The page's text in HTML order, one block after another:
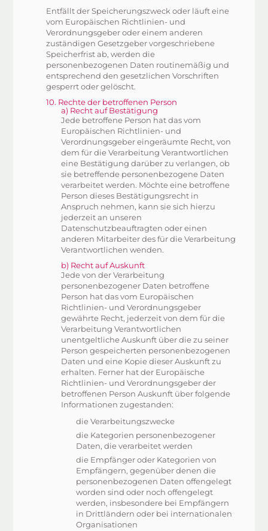
Entfällt der Speicherungszweck oder läuft eine
vom Europäischen Richtlinien- und
Verordnungsgeber oder einem anderen
zuständigen Gesetzgeber vorgeschriebene
Speicherfrist ab, werden die
personenbezogenen Daten routinemäßig und
entsprechend den gesetzlichen Vorschriften
gesperrt oder gelöscht.
10. Rechte der betroffenen Person
a) Recht auf Bestätigung
Jede betroffene Person hat das vom
Europäischen Richtlinien- und
Verordnungsgeber eingeräumte Recht, von
dem für die Verarbeitung Verantwortlichen
eine Bestätigung darüber zu verlangen, ob
sie betreffende personenbezogene Daten
verarbeitet werden. Möchte eine betroffene
Person dieses Bestätigungsrecht in
Anspruch nehmen, kann sie sich hierzu
jederzeit an unseren
Datenschutzbeauftragten oder einen
anderen Mitarbeiter des für die Verarbeitung
Verantwortlichen wenden.
b) Recht auf Auskunft
Jede von der Verarbeitung
personenbezogener Daten betroffene
Person hat das vom Europäischen
Richtlinien- und Verordnungsgeber
gewährte Recht, jederzeit von dem für die
Verarbeitung Verantwortlichen
unentgeltliche Auskunft über die zu seiner
Person gespeicherten personenbezogenen
Daten und eine Kopie dieser Auskunft zu
erhalten. Ferner hat der Europäische
Richtlinien- und Verordnungsgeber der
betroffenen Person Auskunft über folgende
Informationen zugestanden:
die Verarbeitungszwecke
die Kategorien personenbezogener
Daten, die verarbeitet werden
die Empfänger oder Kategorien von
Empfängern, gegenüber denen die
personenbezogenen Daten offengelegt
worden sind oder noch offengelegt
werden, insbesondere bei Empfängern
in Drittländern oder bei internationalen
Organisationen